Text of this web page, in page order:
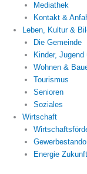
Mediathek
Kontakt &
Leben, Kultur &
Die Gemeinde
Kinder,
Wohnen &
Tourismus
Senioren
Soziales
Wirtschaft
Energie